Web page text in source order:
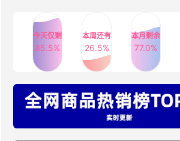
今天仅剩
85.5%
本周还有
26.5%
本月剩余
77.0%